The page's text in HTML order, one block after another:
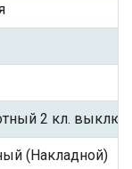
2 кл.
(Накладной)